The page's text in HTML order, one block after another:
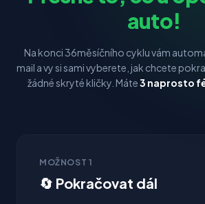
auto!
Na konci 36měsíčního cyklu vám
mail a vy si sami vyberete, jak chcete
žádné skryté kličky. Máte3 naprosto
MOŽNOST 1
🔄 Pokračovat dál